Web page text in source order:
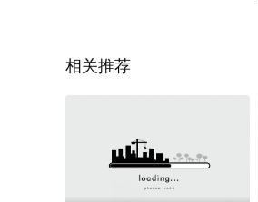
相关推荐